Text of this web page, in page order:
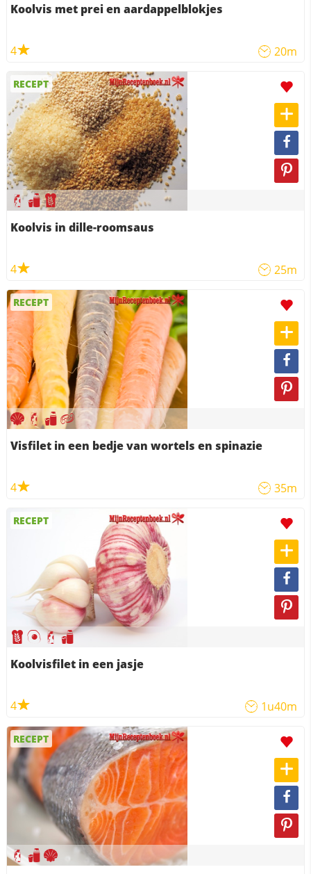
Koolvis met prei en aardappelblokjes
4 20m
RECEPT
Koolvis in dille-roomsaus
4 25m
RECEPT
Visfilet in een bedje van wortels en spinazie
4 35m
RECEPT
Koolvisfilet in een jasje
4 1u40m
RECEPT